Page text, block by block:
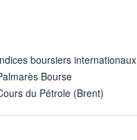
boursiers internationaux
Bourse
du Pétrole (Brent)